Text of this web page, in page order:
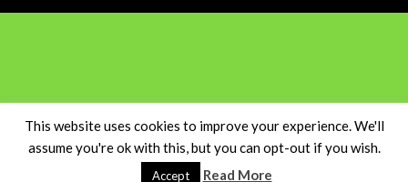
© 2026 FOOBLOG
ENTWORFEN VON THEMEBOY
This website uses cookies to improve your experience. We'll
assume you're ok with this, but you can opt-out if you wish.
Accept Read More